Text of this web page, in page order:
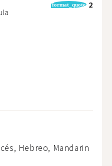
format_quote 2
Hebreo, Mandarin